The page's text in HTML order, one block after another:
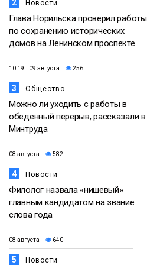
2 Новости
Глава Норильска проверил работы
по сохранению исторических
домов на Ленинском проспекте
10:19 09 августа 256
3 Общество
Можно ли уходить с работы в
обеденный перерыв, рассказали в
Минтруда
08 августа 582
4 Новости
Филолог назвала «нишевый»
главным кандидатом на звание
слова года
08 августа 640
5 Новости